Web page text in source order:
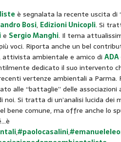
è segnalata la recente uscita di
Bosi, Edizioni Unicopli. Si
e Sergio Manghi. Il tema
voci. Riporta anche un bel
attivista ambientale e amico di
dedicato il suo intervento
vertenze ambientali a Parma.
alle “battaglie” delle
Si tratta di un’analisi lucida dei
bene comune, ma offre anche lo
,#paolocasalini,